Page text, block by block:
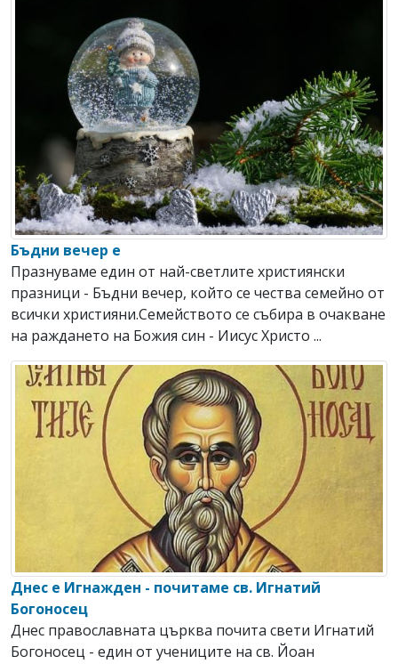
Бъдни вечер е
Празнуваме един от най-светлите християнски
празници - Бъдни вечер, който се чества семейно от
всички християни.Семейството се събира в очакване
на раждането на Божия син - Иисус Христо ...
Днес е Игнажден - почитаме св. Игнатий
Богоносец
Днес православната църква почита свети Игнатий
Богоносец - един от учениците на св. Йоан